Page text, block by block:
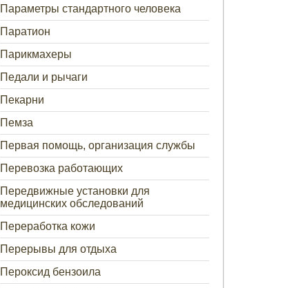
Параметры стандартного человека
Паратион
Парикмахеры
Педали и рычаги
Пекарни
Пемза
Первая помощь, организация службы
Перевозка работающих
Передвижные установки для
медицинских обследований
Переработка кожи
Перерывы для отдыха
Пероксид бензоила